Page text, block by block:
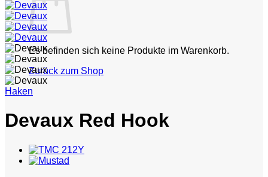
Es befinden sich keine Produkte im Warenkorb.
Zurück zum Shop
Haken
Devaux Red Hook